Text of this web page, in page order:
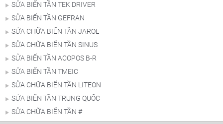
SỬA BIẾN TẦN TEK DRIVER
SỬA BIẾN TẦN GEFRAN
SỬA CHỮA BIẾN TẦN JAROL
SỬA CHỮA BIẾN TẦN SINUS
SỬA BIẾN TẦN ACOPOS B-R
SỬA BIẾN TẦN TMEIC
SỬA CHỮA BIẾN TẦN LITEON
SỬA BIẾN TẦN TRUNG QUỐC
SỬA CHỮA BIẾN TẦN #